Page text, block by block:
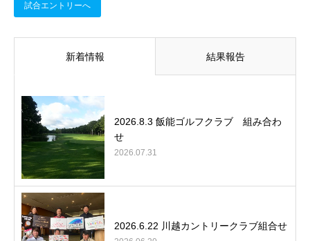
試合エントリーへ
新着情報 結果報告
2026.8.3 飯能ゴルフクラブ 組み合わ
せ
2026.07.31
2026.6.22 川越カントリークラブ組合せ